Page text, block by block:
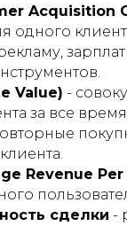
Acquisition
одного
Value) -
за все
Revenue Per
сделки -